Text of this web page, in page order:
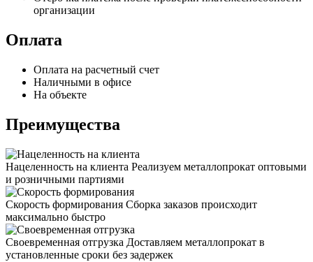
организации
Оплата
Оплата на расчетный счет
Наличными в офисе
На объекте
Преимущества
Нацеленность на клиента Реализуем металлопрокат оптовыми
и розничными партиями
Скорость формирования Сборка заказов происходит
максимально быстро
Своевременная отгрузка Доставляем металлопрокат в
установленные сроки без задержек